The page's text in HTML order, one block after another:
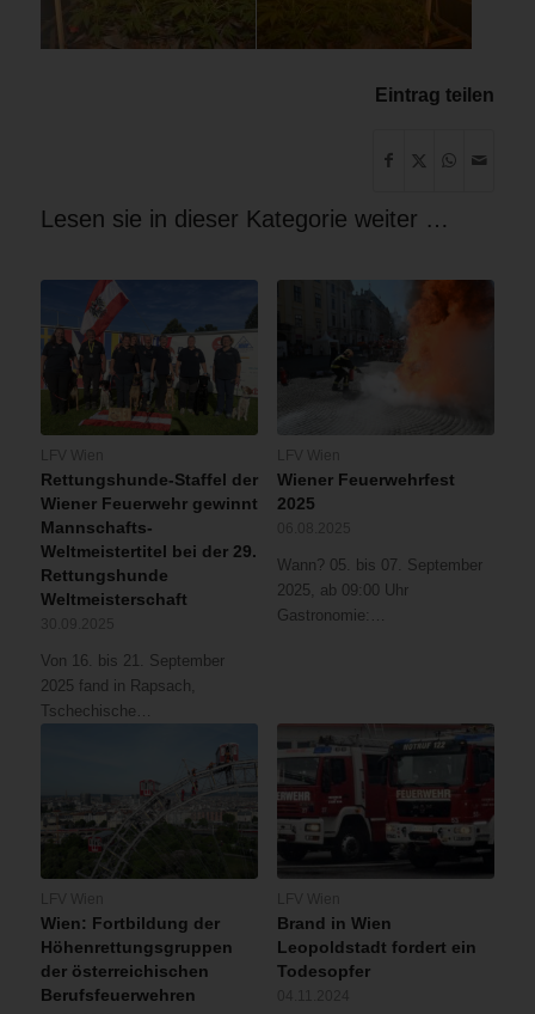
Eintrag teilen
Lesen sie in dieser Kategorie weiter …
Rettungshunde-Staffel der
Wiener Feuerwehr gewinnt
Mannschafts-
Weltmeistertitel bei der 29.
Rettungshunde
Weltmeisterschaft
Von 16. bis 21. September
2025 fand in Rapsach,
Tschechische…
Wiener Feuerwehrfest
2025
Wann? 05. bis 07. September
2025, ab 09:00 Uhr
Gastronomie:…
Wien: Fortbildung der
Höhenrettungsgruppen
der österreichischen
Berufsfeuerwehren
Brand in Wien
Leopoldstadt fordert ein
Todesopfer